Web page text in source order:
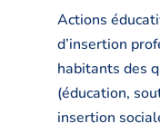
Actions
d’insertion
habitants des
(éducation,
insertion